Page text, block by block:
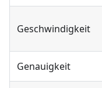
Geschwindigkeit
Genauigkeit